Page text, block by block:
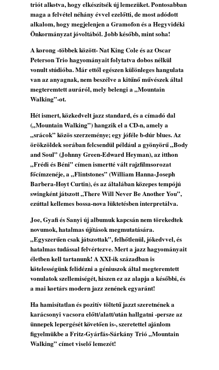
Szabolcs
2026. július 25.
FREE JAZZ ALBUMS 2026 - 134. rész
triót alkotva, hogy elkészítsék új lemezüket. Pontosabban
maga a felvétel néhány évvel ezelőtti, de most adódott
alkalom, hogy megjelenjen a Gramofon és a Hegyvidéki
Önkormányzat jóvoltából. Jobb később, mint soha!
A korong -többek között- Nat King Cole és az Oscar
Peterson Trio hagyományait folytatva dobos nélkül
vonult stúdióba. Már ettől egészen különleges hangulata
van az anyagnak, nem beszélve a kitűnő művészek által
megteremtett auráról, mely belengi a „Mountain
Walking”-ot.
Hét ismert, közkedvelt jazz standard, és a címadó dal
(„Mountain Walking”) hangzik el a CD-n, amely a
„srácok” közös szerzeménye; egy jóféle b-dúr blues. Az
örökzöldek sorában felcsendül például a gyönyörű „Body
and Soul” (Johnny Green-Edward Heyman), az itthon
„Frédi és Béni” címen ismertté vált rajzfilmsorozat
főcímzenéje, a „Flintstones” (William Hanna-Joseph
Barbera-Hoyt Curtin), és az általában közepes tempójú
swingként játszott „There Will Never Be Another You”,
ezúttal kellemes bossa-nova lüktetésben interpretálva.
Joe, Gyafi és Sanyi új albumuk kapcsán nem törekedtek
novumok, hatalmas újítások megmutatására.
„Egyszerűen csak játszottak”, felhőtlenül, jókedvvel, és
hatalmas tudással felvértezve. Mert a jazz hagyományait
életben kell tartanunk! A XXI-ik században is
kötelességünk felidézni a géniuszok által megteremtett
vonulatok szellemiségét, hiszen ez az alapja a későbbi, és
a mai kortárs modern jazz zenének egyaránt!
Ha hamisítatlan és pozitív töltetű jazzt szeretnének a
karácsonyi vacsora előtt/alatt/után hallgatni -persze az
ünnepek lepergését követően is-, szeretettel ajánlom
figyelmükbe a Fritz-Gyárfás-Sárkány Trió „Mountain
Walking” címet viselő lemezét!